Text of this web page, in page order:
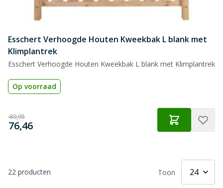
Esschert Verhoogde Houten Kweekbak L blank met
Klimplantrek
Esschert Verhoogde Houten Kweekbak L blank met Klimplantrek
Op voorraad
Speciale prijs
€
76,46
Normale prijs
€
89,95
22 producten Toon